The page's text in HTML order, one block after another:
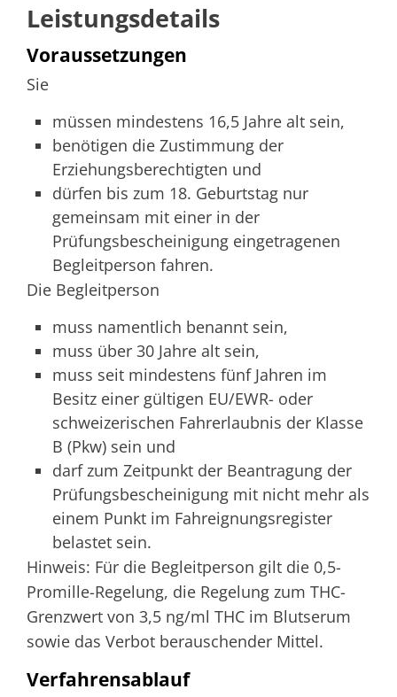
Leistungsdetails
Voraussetzungen
Sie
müssen mindestens 16,5 Jahre alt sein,
benötigen die Zustimmung der
Erziehungsberechtigten und
dürfen bis zum 18. Geburtstag nur
gemeinsam mit einer in der
Prüfungsbescheinigung eingetragenen
Begleitperson fahren.
Die Begleitperson
muss namentlich benannt sein,
muss über 30 Jahre alt sein,
muss seit mindestens fünf Jahren im
Besitz einer gültigen EU/EWR- oder
schweizerischen Fahrerlaubnis der Klasse
B (Pkw) sein und
darf zum Zeitpunkt der Beantragung der
Prüfungsbescheinigung mit nicht mehr als
einem Punkt im Fahreignungsregister
belastet sein.
Hinweis: Für die Begleitperson gilt die 0,5-
Promille-Regelung, die Regelung zum THC-
Grenzwert von 3,5 ng/ml THC im Blutserum
sowie das Verbot berauschender Mittel.
Verfahrensablauf